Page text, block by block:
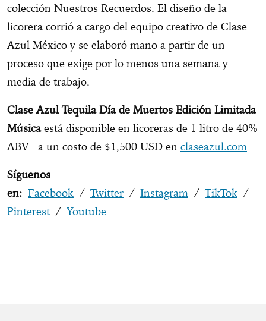
colección Nuestros Recuerdos. El diseño de la
licorera corrió a cargo del equipo creativo de Clase
Azul México y se elaboró mano a partir de un
proceso que exige por lo menos una semana y
media de trabajo.
Clase Azul Tequila Día de Muertos Edición Limitada
Músicaestá disponible en licoreras de 1 litro de 40%
ABV a un costo de $1,500 USD en claseazul.com
Síguenos
en: Facebook / Twitter / Instagram / TikTok /
Pinterest / Youtube